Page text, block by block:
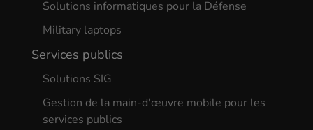
Solutions informatiques pour la Défense
Military laptops
Services publics
Solutions SIG
Gestion de la main-d'œuvre mobile pour les
services publics